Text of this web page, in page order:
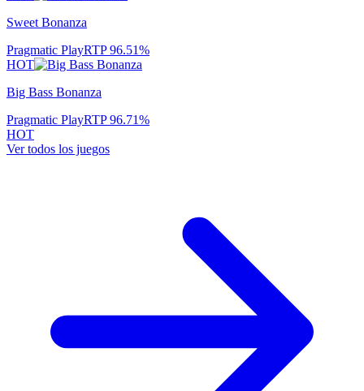
Sweet Bonanza
Pragmatic PlayRTP96.51%
HOT
Big Bass Bonanza
Pragmatic PlayRTP96.71%
HOT
Ver todos los juegos